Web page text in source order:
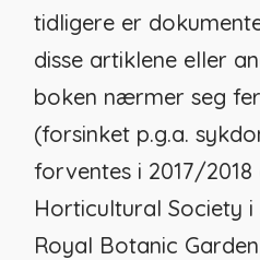
tidligere er
disse artiklene eller
boken nærmer seg
(forsinket p.g.a.
forventes i 2017/
Horticultural Society
Royal Botanic